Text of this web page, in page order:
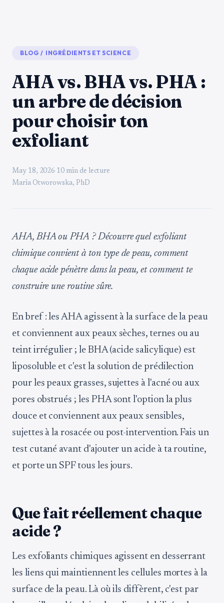
BLOG / INGRÉDIENTS ET SCIENCE
AHA vs. BHA vs. PHA :
un arbre de décision
pour choisir ton
exfoliant
May 18, 2026· 10 min de lecture
Maria Otworowska, PhD
AHA, BHA ou PHA ? Découvre quel exfoliant
chimique convient à ton type de peau, comment
chaque acide pénètre dans la peau, et comment te
construire une routine sûre.
En bref : les AHA agissent à la surface de la peau
et conviennent aux peaux sèches, ternes ou au
teint irrégulier ; le BHA (acide salicylique) est
liposoluble et c'est la solution de prédilection
pour les peaux grasses, sujettes à l'acné ou aux
pores obstrués ; les PHA sont l'option la plus
douce et conviennent aux peaux sensibles,
sujettes à la rosacée ou post-intervention. Fais un
test cutané avant d'ajouter un acide à ta routine,
et porte un SPF tous les jours.
Que fait réellement chaque
acide ?
Les exfoliants chimiques agissent en desserrant
les liens qui maintiennent les cellules mortes à la
surface de la peau. Là où ils diffèrent, c'est par